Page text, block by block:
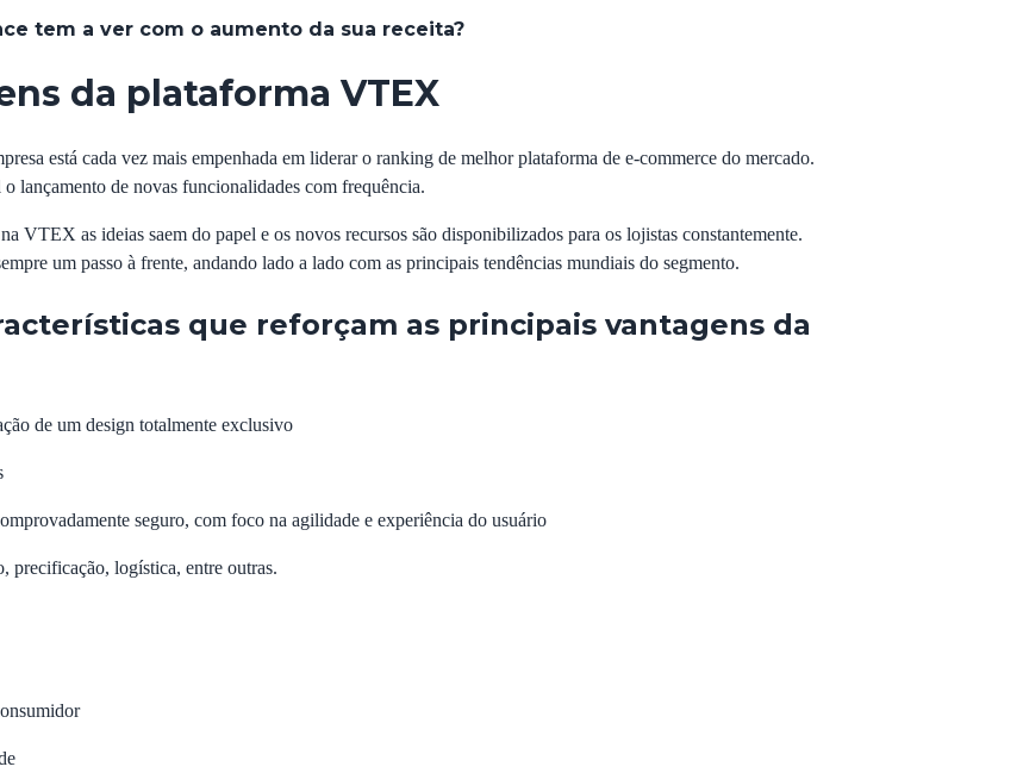
tem a ver com o aumento da sua receita?
da plataforma VTEX
está cada vez mais empenhada em liderar o ranking de melhor plataforma de e-commerce do mercado.
lançamento de novas funcionalidades com frequência.
VTEX as ideias saem do papel e os novos recursos são disponibilizados para os lojistas constantemente.
um passo à frente, andando lado a lado com as principais tendências mundiais do segmento.
que reforçam as principais vantagens da
de um design totalmente exclusivo
seguro, com foco na agilidade e experiência do usuário
precificação, logística, entre outras.